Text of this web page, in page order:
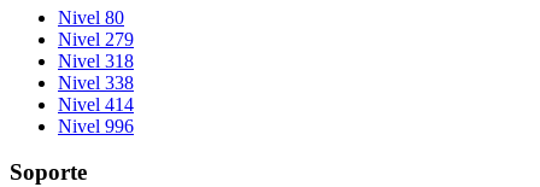
Nivel 80
Nivel 279
Nivel 318
Nivel 338
Nivel 414
Nivel 996
Soporte